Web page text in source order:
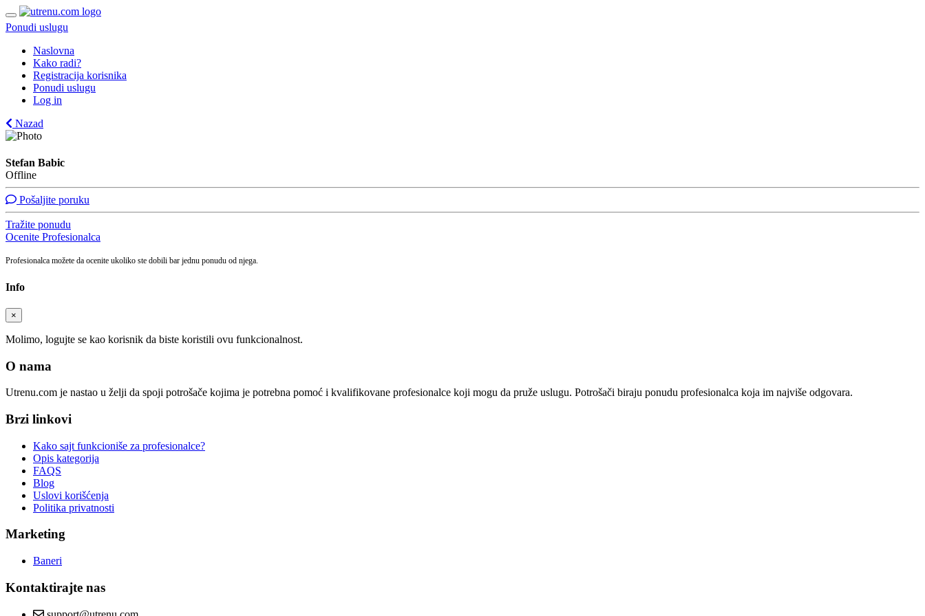
Ponudi uslugu
Naslovna
Kako radi?
Registracija korisnika
Ponudi uslugu
Log in
Nazad
Stefan Babic
Offline
Pošaljite poruku
Tražite ponudu
Ocenite Profesionalca
Profesionalca možete da ocenite ukoliko ste dobili bar jednu ponudu od njega.
Info
×
Molimo, logujte se kao korisnik da biste koristili ovu funkcionalnost.
O nama
Utrenu.com je nastao u želji da spoji potrošače kojima je potrebna pomoć i kvalifikovane profesionalce koji mogu da pruže uslugu. Potrošači biraju ponudu profesionalca koja im najviše odgovara.
Brzi linkovi
Kako sajt funkcioniše za profesionalce?
Opis kategorija
FAQS
Blog
Uslovi korišćenja
Politika privatnosti
Marketing
Baneri
Kontaktirajte nas